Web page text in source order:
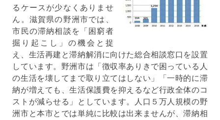
るケースが少なくありませ
ん。滋賀県の野洲市では、
市民の滞納相談を「困窮者
掘り起こし」の機会と捉
え、生活再建と滞納解消に向けた総合相談窓口を設置
しています。野洲市は「徴収率ありきで困っている人
の生活を壊してまで取り立てはしない」「一時的に滞
納が増えても、生活保護費を抑えるなど行政全体のコ
ストが減らせる」としています。人口５万人規模の野
洲市と本市とでは単純に比較は出来ませんが、滞納相